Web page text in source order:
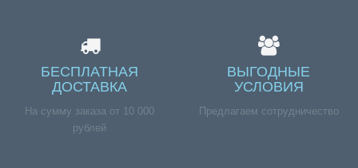
БЕСПЛАТНАЯ
ДОСТАВКА
На сумму заказа от 10 000
рублей
ВЫГОДНЫЕ
УСЛОВИЯ
Предлагаем сотрудничество